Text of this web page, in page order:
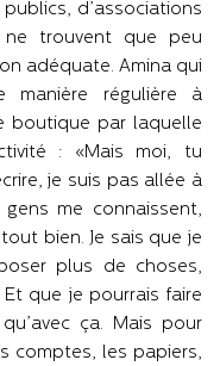
d’associations
ne trouvent que peu
adéquate. Amina qui
manière régulière à
boutique par laquelle
: «Mais moi, tu
je suis pas allée à
me connaissent,
bien. Je sais que je
plus de choses,
que je pourrais faire
ça. Mais pour
comptes, les papiers,